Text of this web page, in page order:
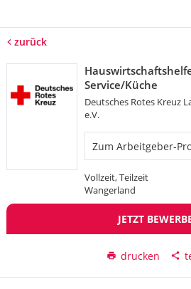
zurück
Service/Küche
Deutsches Rotes Kreuz
e.V.
Zum Arbeitgeber-
Vollzeit, Teilzeit
Wangerland
JETZT
drucken